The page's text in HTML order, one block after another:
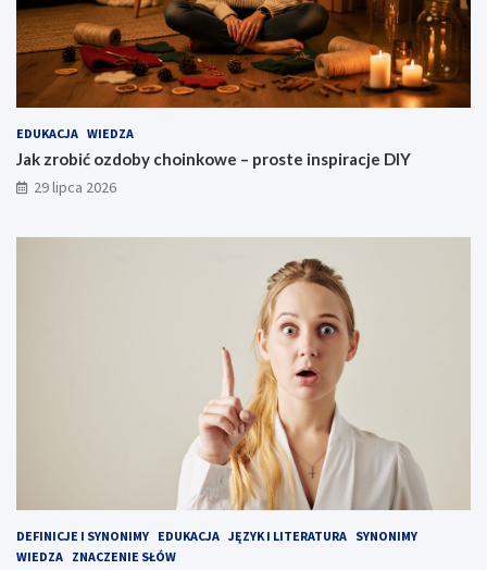
EDUKACJA WIEDZA
Jak zrobić ozdoby choinkowe – proste inspiracje DIY
29 lipca 2026
DEFINICJE I SYNONIMY EDUKACJA JĘZYK I LITERATURA SYNONIMY
WIEDZA ZNACZENIE SŁÓW